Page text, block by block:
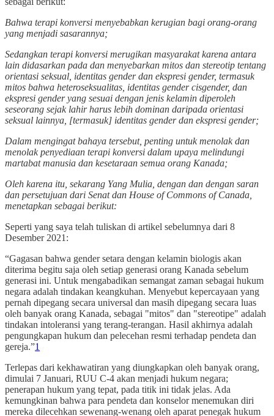
Bahwa terapi konversi menyebabkan kerugian bagi orang-orang
yang menjadi sasarannya;
Sedangkan terapi konversi merugikan masyarakat karena antara
lain didasarkan pada dan menyebarkan mitos dan stereotip tentang
orientasi seksual, identitas gender dan ekspresi gender, termasuk
mitos bahwa heteroseksualitas, identitas gender cisgender, dan
ekspresi gender yang sesuai dengan jenis kelamin diperoleh
seseorang sejak lahir harus lebih dominan daripada orientasi
seksual lainnya, [termasuk] identitas gender dan ekspresi gender;
Dalam mengingat bahaya tersebut, penting untuk menolak dan
menolak penyediaan terapi konversi dalam upaya melindungi
martabat manusia dan kesetaraan semua orang Kanada;
Oleh karena itu, sekarang Yang Mulia, dengan dan dengan saran
dan persetujuan dari Senat dan House of Commons of Canada,
menetapkan sebagai berikut:
Seperti yang saya telah tuliskan di artikel sebelumnya dari 8
Desember 2021:
“Gagasan bahwa gender setara dengan kelamin biologis akan
diterima begitu saja oleh setiap generasi orang Kanada sebelum
generasi ini. Untuk mengabadikan semangat zaman sebagai hukum
negara adalah tindakan keangkuhan. Menyebut kepercayaan yang
pernah dipegang secara universal dan masih dipegang secara luas
oleh banyak orang Kanada, sebagai "mitos" dan "stereotipe" adalah
tindakan intoleransi yang terang-terangan. Hasil akhirnya adalah
pengungkapan hukum dan pelecehan resmi terhadap pendeta dan
gereja.”1
Terlepas dari kekhawatiran yang diungkapkan oleh banyak orang,
dimulai 7 Januari, RUU C-4 akan menjadi hukum negara;
penerapan hukum yang tepat, pada titik ini tidak jelas. Ada
kemungkinan bahwa para pendeta dan konselor menemukan diri
mereka dilecehkan sewenang-wenang oleh aparat penegak hukum